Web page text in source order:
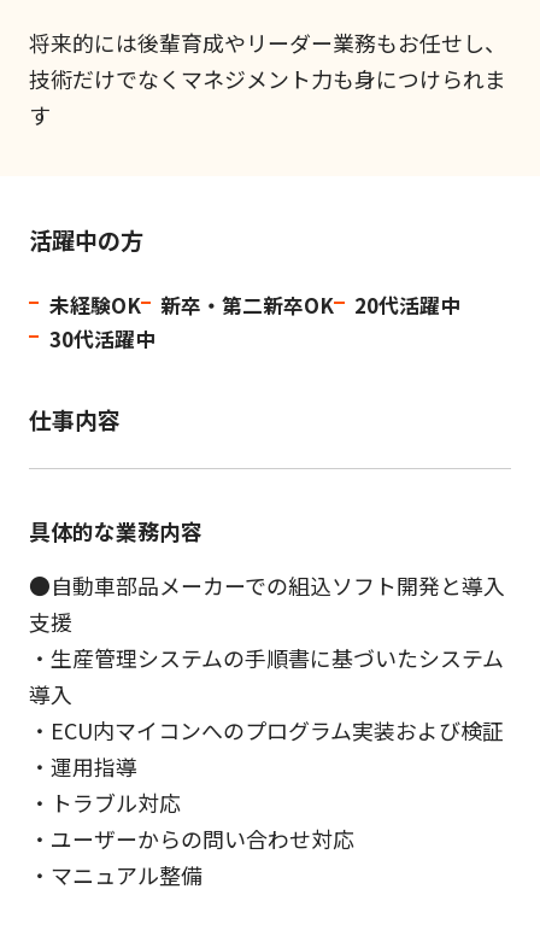
将来的には後輩育成やリーダー業務もお任せし、
技術だけでなくマネジメント力も身につけられま
す
活躍中の方
未経験OK 新卒・第二新卒OK
20代活躍中
30代活躍中
仕事内容
具体的な業務内容
●自動車部品メーカーでの組込ソフト開発と導入
支援
・生産管理システムの手順書に基づいたシステム
導入
・ECU内マイコンへのプログラム実装および検証
・運用指導
・トラブル対応
・ユーザーからの問い合わせ対応
・マニュアル整備